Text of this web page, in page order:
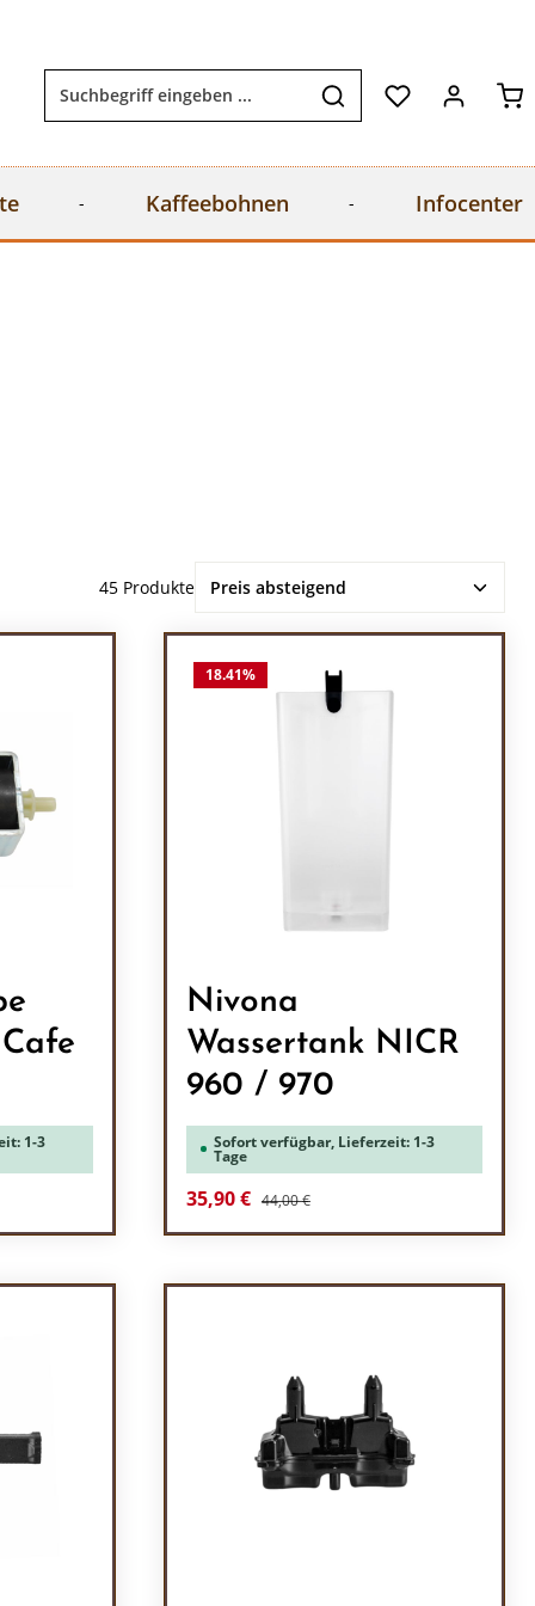
Kaffeebohnen Infocenter
45 Produkte
1-3
18.41%
Nivona
Wassertank NICR
960 / 970
Sofort verfügbar, Lieferzeit: 1-3
Tage
Verkaufspreis:
35,90 € 44,00 €